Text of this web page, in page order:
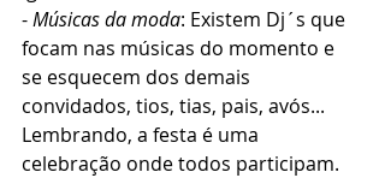
- Músicas da moda: Existem Dj´s que
focam nas músicas do momento e
se esquecem dos demais
convidados, tios, tias, pais, avós...
Lembrando, a festa é uma
celebração onde todos participam.